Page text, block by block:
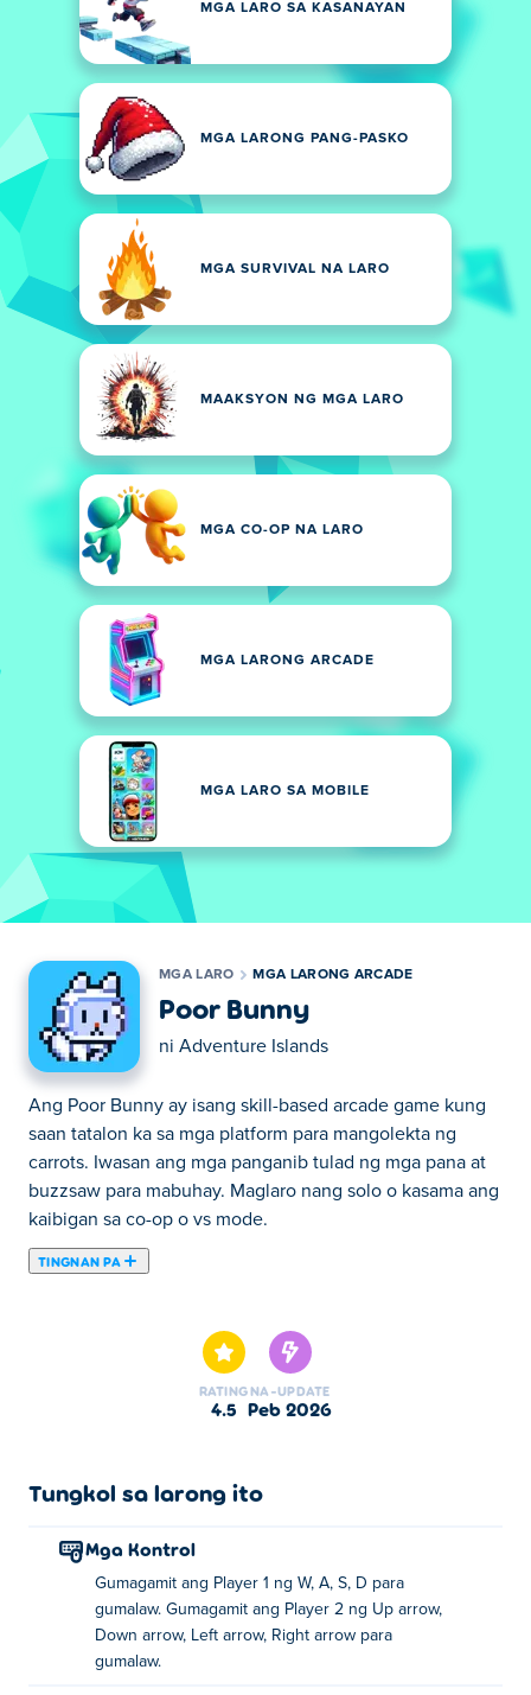
MGA LARO SA KASANAYAN
MGA LARONG PANG-PASKO
MGA SURVIVAL NA LARO
MAAKSYON NG MGA LARO
MGA CO-OP NA LARO
MGA LARONG ARCADE
MGA LARO SA MOBILE
MGA LARO MGA LARONG ARCADE
Poor Bunny
ni Adventure Islands
Ang Poor Bunny ay isang skill-based arcade game kung
saan tatalon ka sa mga platform para mangolekta ng
carrots. Iwasan ang mga panganib tulad ng mga pana at
buzzsaw para mabuhay. Maglaro nang solo o kasama ang
kaibigan sa co-op o vs mode.
TINGNAN PA
RATING
4.5
NA-UPDATE
Peb 2026
Tungkol sa larong ito
Mga Kontrol
Gumagamit ang Player 1 ng W, A, S, D para
gumalaw. Gumagamit ang Player 2 ng Up arrow,
Down arrow, Left arrow, Right arrow para
gumalaw.